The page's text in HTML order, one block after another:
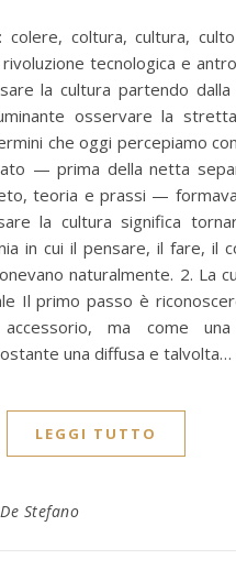
tecnologica e
la cultura partendo dalla
osservare la
che oggi percepiamo
— prima della netta
teoria e prassi —
la cultura significa
in cui il pensare, il fare, il
naturalmente. 2. La
Il primo passo è
ma come una
una diffusa e talvolta…
LEGGI TUTTO
Stefano